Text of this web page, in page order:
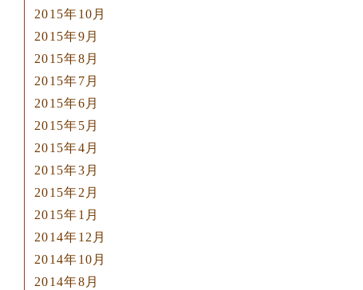
2015年10月
2015年9月
2015年8月
2015年7月
2015年6月
2015年5月
2015年4月
2015年3月
2015年2月
2015年1月
2014年12月
2014年10月
2014年8月